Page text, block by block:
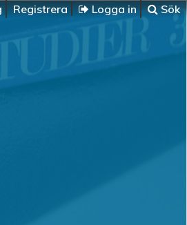
Registrera Logga in Sök